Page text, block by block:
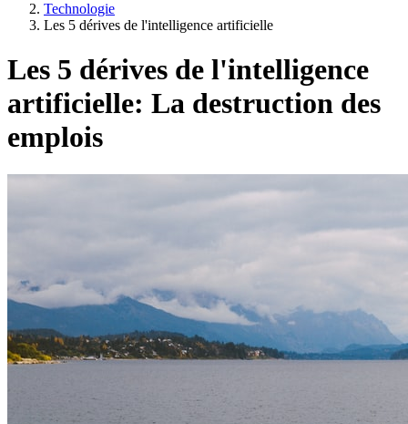
Technologie
Les 5 dérives de l'intelligence artificielle
Les 5 dérives de l'intelligence
artificielle: La destruction des
emplois